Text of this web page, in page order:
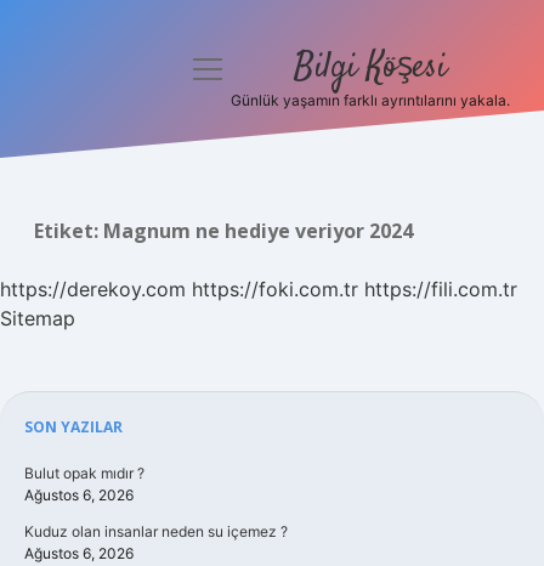
Hakkımızda
menüyü
Bilgi Köşesi
Günlük yaşamın farklı ayrıntılarını yakala.
Etiket: Magnum ne hediye veriyor 2024
https://derekoy.com https://foki.com.tr https://fili.com.tr
Sitemap
Sidebar
SON YAZILAR
Bulut opak mıdır ?
Ağustos 6, 2026
Kuduz olan insanlar neden su içemez ?
Ağustos 6, 2026